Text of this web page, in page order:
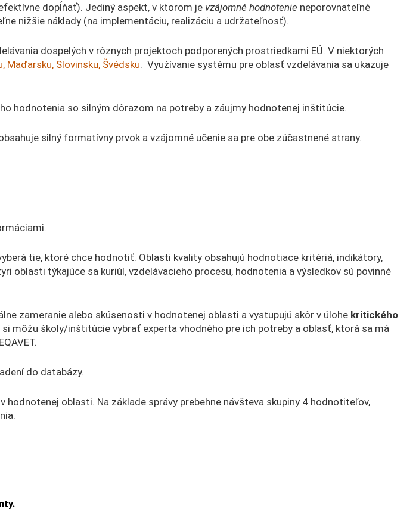
dopĺňať). Jediný aspekt, v ktorom je vzájomné hodnotenie neporovnateľné
nižšie náklady (na implementáciu, realizáciu a udržateľnosť).
dospelých v rôznych projektoch podporených prostriedkami EÚ. V niektorých
Maďarsku, Slovinsku, Švédsku. Využívanie systému pre oblasť vzdelávania sa ukazuje
hodnotenia so silným dôrazom na potreby a záujmy hodnotenej inštitúcie.
silný formatívny prvok a vzájomné učenie sa pre obe zúčastnené strany.
tie, ktoré chce hodnotiť. Oblasti kvality obsahujú hodnotiace kritériá, indikátory,
oblasti týkajúce sa kuriúl, vzdelávacieho procesu, hodnotenia a výsledkov sú povinné
zameranie alebo skúsenosti v hodnotenej oblasti a vystupujú skôr v úlohe kritického
môžu školy/inštitúcie vybrať experta vhodného pre ich potreby a oblasť, ktorá sa má
do databázy.
oblasti. Na základe správy prebehne návšteva skupiny 4 hodnotiteľov,